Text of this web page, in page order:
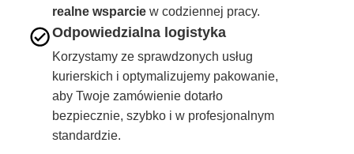
realne wsparcie w codziennej pracy.
Odpowiedzialna logistyka
Korzystamy ze sprawdzonych usług
kurierskich i optymalizujemy pakowanie,
aby Twoje zamówienie dotarło
bezpiecznie, szybko i w profesjonalnym
standardzie.